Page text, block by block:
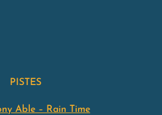
PISTES
Able – Rain Time